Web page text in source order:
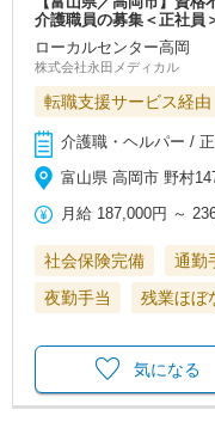
介護職員の募集＜正社員
ローカルセンター高岡
株式会社永田メディカル
転職支援サービス経由
介護職・ヘルパー /
富山県 高岡市 野村
月給 187,000円 ～
社会保険完備 通勤
夜勤手当
残業ほぼ
気になる